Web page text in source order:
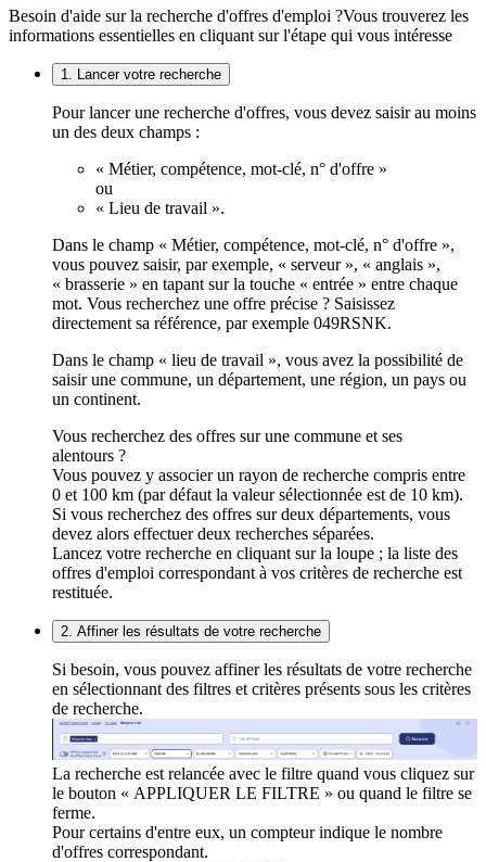
Besoin d'aide sur la recherche d'offres d'emploi ?Vous trouverez les
informations essentielles en cliquant sur l'étape qui vous intéresse
1. Lancer votre recherche
Pour lancer une recherche d'offres, vous devez saisir au moins
un des deux champs :
« Métier, compétence, mot-clé, n° d'offre »
ou
« Lieu de travail ».
Dans le champ « Métier, compétence, mot-clé, n° d'offre »,
vous pouvez saisir, par exemple, « serveur », « anglais »,
« brasserie » en tapant sur la touche « entrée » entre chaque
mot. Vous recherchez une offre précise ? Saisissez
directement sa référence, par exemple 049RSNK.
Dans le champ « lieu de travail », vous avez la possibilité de
saisir une commune, un département, une région, un pays ou
un continent.
Vous recherchez des offres sur une commune et ses
alentours ?
Vous pouvez y associer un rayon de recherche compris entre
0 et 100 km (par défaut la valeur sélectionnée est de 10 km).
Si vous recherchez des offres sur deux départements, vous
devez alors effectuer deux recherches séparées.
Lancez votre recherche en cliquant sur la loupe ; la liste des
offres d'emploi correspondant à vos critères de recherche est
restituée.
2. Affiner les résultats de votre recherche
Si besoin, vous pouvez affiner les résultats de votre recherche
en sélectionnant des filtres et critères présents sous les critères
de recherche.
La recherche est relancée avec le filtre quand vous cliquez sur
le bouton « APPLIQUER LE FILTRE » ou quand le filtre se
ferme.
Pour certains d'entre eux, un compteur indique le nombre
d'offres correspondant.